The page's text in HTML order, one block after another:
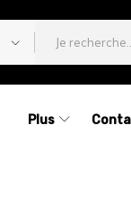
Plus